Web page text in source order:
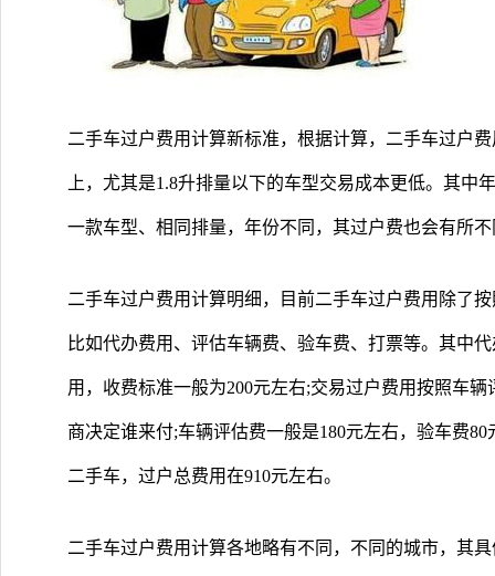
二手车过户费用计算新标准，根据计算，二手车过户
上，尤其是1.8升排量以下的车型交易成本更低。其中
一款车型、相同排量，年份不同，其过户费也会有所
二手车过户费用计算明细，目前二手车过户费用除了
比如代办费用、评估车辆费、验车费、打票等。其中
用，收费标准一般为200元左右;交易过户费用按照车
商决定谁来付;车辆评估费一般是180元左右，验车费
二手车，过户总费用在910元左右。
二手车过户费用计算各地略有不同，不同的城市，其